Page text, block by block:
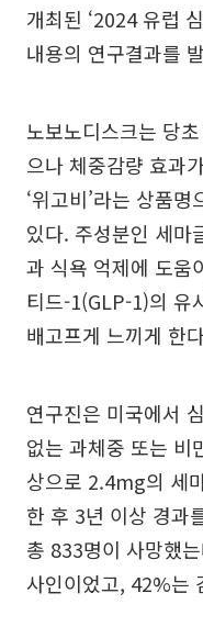
개최된 ‘2024 유럽
내용의 연구결과를
노보노디스크는 당
으나 체중감량 효과
‘위고비’라는 상품
있다. 주성분인 세마
과 식욕 억제에 도움
티드-1(GLP-1)의 유
배고프게 느끼게 한
연구진은 미국에서
없는 과체중 또는 비
상으로 2.4mg의 세
한 후 3년 이상 경과
총 833명이 사망했
사인이었고, 42%는